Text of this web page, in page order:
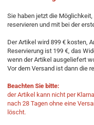
Sie haben jetzt die
reservieren und mit bei der
Der Artikel wird 899 € kosten,
Reservierung ist 199 €, das
wenn der Artikel ausgeliefert
Vor dem Versand ist dann die
Beachten Sie bitte:
der Artikel kann nicht per
nach 28 Tagen ohne eine
löscht.